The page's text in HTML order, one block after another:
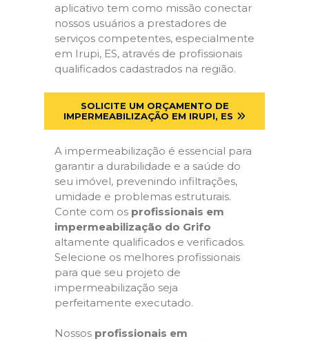
aplicativo tem como missão conectar
nossos usuários a prestadores de
serviços competentes, especialmente
em Irupi, ES, através de profissionais
qualificados cadastrados na região.
SOLICITE UM ORÇAMENTO DE
IMPERMEABILIZAÇÃO EM IRUPI, ES
A impermeabilização é essencial para
garantir a durabilidade e a saúde do
seu imóvel, prevenindo infiltrações,
umidade e problemas estruturais.
Conte com os profissionais em
impermeabilização do Grifo
altamente qualificados e verificados.
Selecione os melhores profissionais
para que seu projeto de
impermeabilização seja
perfeitamente executado.
Nossos profissionais em